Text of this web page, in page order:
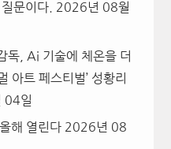
문이다.
2026년 08월
독, Ai 기술에 체온을 더
아트 페스티벌’ 성황리
04일
해 열린다 2026년 08